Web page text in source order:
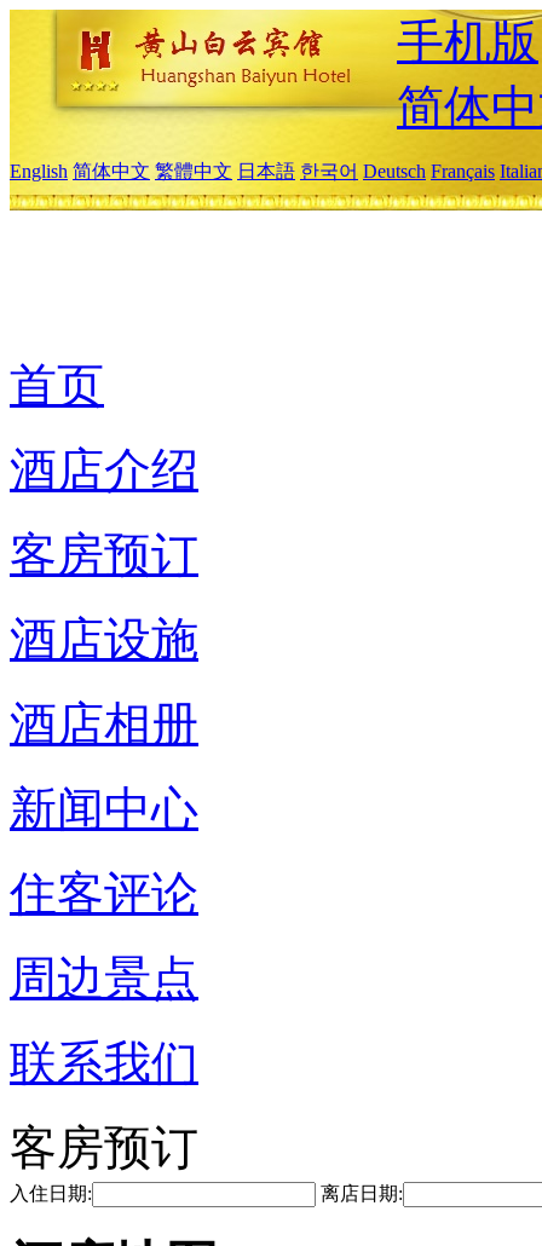
手机版
简体
English 简体中文 繁體中文 日本語 한국어 Deutsch Français
首页
酒店介绍
客房预订
酒店设施
酒店相册
新闻中心
住客评论
周边景点
联系我们
客房预订
入住日期: 离店日期: